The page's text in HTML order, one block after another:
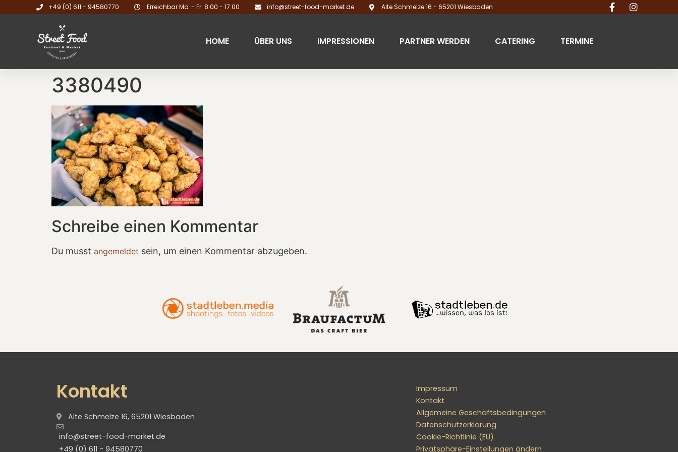
+49 (0) 611 - 94580770 Erreichbar Mo. - Fr. 8:00 - 17:00 info@street-food-market.de Alte Schmelze 16 - 65201 Wiesbaden
HOME ÜBER UNS IMPRESSIONEN PARTNER WERDEN CATERING TERMINE
3380490
Schreibe einen Kommentar
Du musst angemeldet sein, um einen Kommentar abzugeben.
Kontakt
Alte Schmelze 16, 65201 Wiesbaden
info@street-food-market.de
+49 (0) 611 - 94580770
Impressum
Kontakt
Allgemeine Geschäftsbedingungen
Datenschutzerklärung
Cookie-Richtlinie (EU)
Privatsphäre-Einstellungen ändern